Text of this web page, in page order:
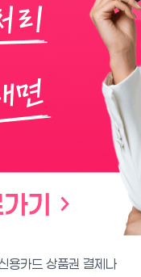
용카드 상품권 결제나